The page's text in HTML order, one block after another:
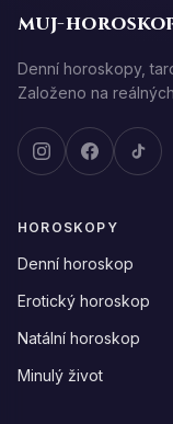
muj-
Denní horoskopy,
Založeno na
HOROSKOPY
Denní horoskop
Erotický horoskop
Natální horoskop
Minulý život